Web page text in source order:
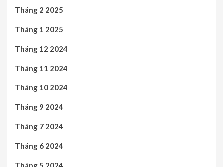
Tháng 2 2025
Tháng 1 2025
Tháng 12 2024
Tháng 11 2024
Tháng 10 2024
Tháng 9 2024
Tháng 7 2024
Tháng 6 2024